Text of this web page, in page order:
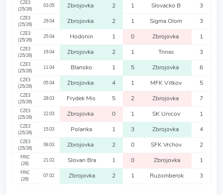
CZE3
(25/26)
03.05 Zbrojovka 2 1 Slovacko B 3
CZE3
(25/26)
29.04 Zbrojovka 2 1 Sigma Olom 3
CZE3
(25/26)
25.04 Hodonin 1 0 Zbrojovka 1
CZE3
(25/26)
19.04 Zbrojovka 2 1 Trinec 3
CZE3
(25/26)
11.04 Blansko 1 5 Zbrojovka 6
CZE3
(25/26)
05.04 Zbrojovka 4 1 MFK Vitkov 5
CZE3
(25/26)
28.03 Frydek Mis 5 2 Zbrojovka 7
CZE3
(25/26)
22.03 Zbrojovka 0 1 SK Unicov 1
CZE3
(25/26)
15.03 Polanka 1 3 Zbrojovka 4
CZE3
(25/26)
08.03 Zbrojovka 2 0 SFK Vrchov 2
FRIC
(26)
21.02 Slovan Bra 1 0 Zbrojovka 1
FRIC
(26)
07.02 Zbrojovka 2 1 Ruzomberok 3